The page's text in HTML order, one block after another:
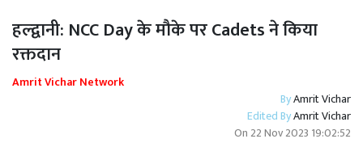
हल्द्वानी: NCC Day के मौके पर Cadets ने किया
रक्तदान
Amrit Vichar Network
ByAmrit Vichar
Edited ByAmrit Vichar
On 22 Nov 2023 19:02:52